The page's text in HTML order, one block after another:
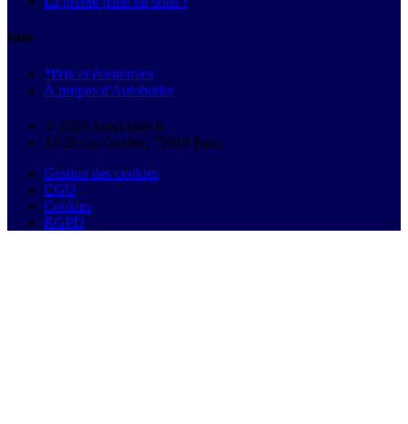
Info
*Prix et économies
À propos d'Autobutler
© 2026 Autobutler.fr
18-26 rue Goubet, 75019 Paris
Gestion des cookies
CGU
Cookies
RGPD